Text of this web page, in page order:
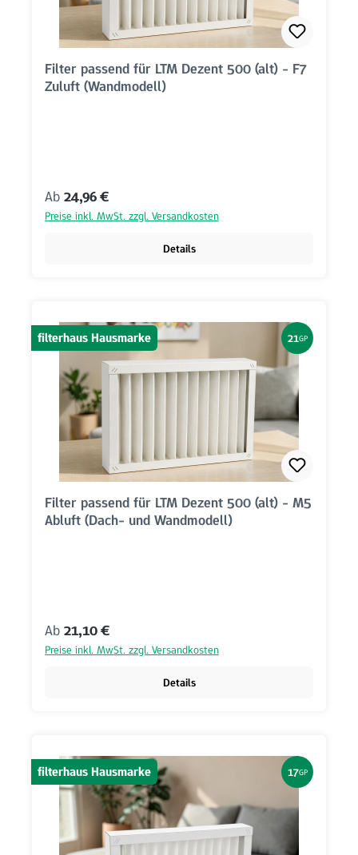
Filter passend für LTM Dezent 500 (alt) - F7
Zuluft (Wandmodell)
Regulärer Preis:
Ab 24,96 €
Preise inkl. MwSt. zzgl. Versandkosten
Details
filterhaus Hausmarke 21GP
Filter passend für LTM Dezent 500 (alt) - M5
Abluft (Dach- und Wandmodell)
Regulärer Preis:
Ab 21,10 €
Preise inkl. MwSt. zzgl. Versandkosten
Details
filterhaus Hausmarke 17GP